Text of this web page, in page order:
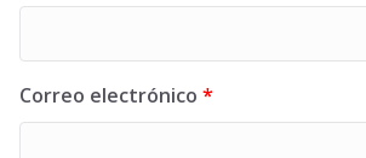
Correo electrónico *